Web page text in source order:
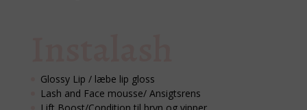
Glossy Lip / læbe lip gloss
Lash and Face mousse/ Ansigtsrens